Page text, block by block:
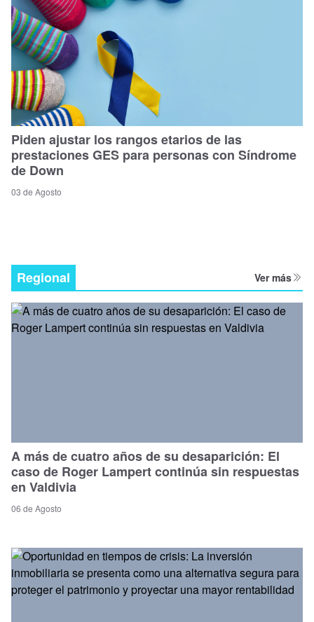
Piden ajustar los rangos etarios de las
prestaciones GES para personas con Síndrome
de Down
03 de Agosto
Regional Ver más
A más de cuatro años de su desaparición: El
caso de Roger Lampert continúa sin respuestas
en Valdivia
06 de Agosto